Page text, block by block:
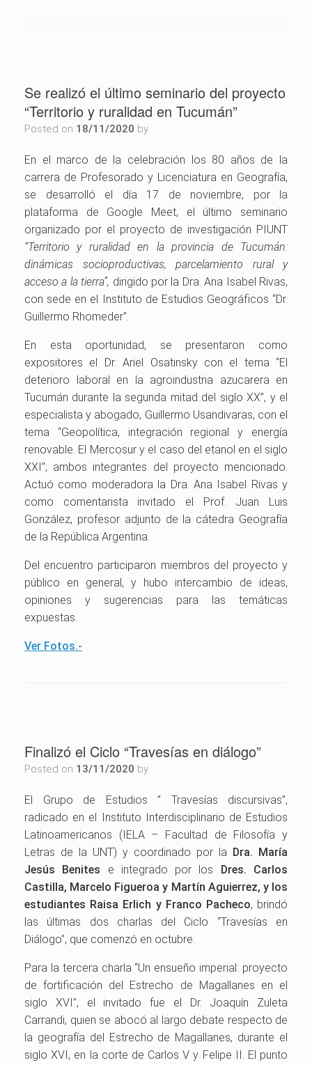
Se realizó el último seminario del proyecto
“Territorio y ruralidad en Tucumán”
Posted on 18/11/2020 by
En el marco de la celebración los 80 años de la
carrera de Profesorado y Licenciatura en Geografía,
se desarrolló el día 17 de noviembre, por la
plataforma de Google Meet, el último seminario
organizado por el proyecto de investigación PIUNT
“Territorio y ruralidad en la provincia de Tucumán:
dinámicas socioproductivas, parcelamiento rural y
acceso a la tierra”, dirigido por la Dra. Ana Isabel Rivas,
con sede en el Instituto de Estudios Geográficos “Dr.
Guillermo Rhomeder”.
En esta oportunidad, se presentaron como
expositores el Dr. Ariel Osatinsky con el tema “El
deterioro laboral en la agroindustria azucarera en
Tucumán durante la segunda mitad del siglo XX”, y el
especialista y abogado, Guillermo Usandivaras, con el
tema “Geopolítica, integración regional y energía
renovable. El Mercosur y el caso del etanol en el siglo
XXI”; ambos integrantes del proyecto mencionado.
Actuó como moderadora la Dra. Ana Isabel Rivas y
como comentarista invitado el Prof. Juan Luis
González, profesor adjunto de la cátedra Geografía
de la República Argentina.
Del encuentro participaron miembros del proyecto y
público en general, y hubo intercambio de ideas,
opiniones y sugerencias para las temáticas
expuestas.
Ver Fotos.-
Finalizó el Ciclo “Travesías en diálogo”
Posted on 13/11/2020 by
El Grupo de Estudios ” Travesías discursivas”,
radicado en el Instituto Interdisciplinario de Estudios
Latinoamericanos (IELA – Facultad de Filosofía y
Letras de la UNT) y coordinado por la Dra. María
Jesús Benites e integrado por los Dres. Carlos
Castilla, Marcelo Figueroa y Martín Aguierrez, y los
estudiantes Raisa Erlich y Franco Pacheco, brindó
las últimas dos charlas del Ciclo “Travesías en
Diálogo”, que comenzó en octubre.
Para la tercera charla “Un ensueño imperial: proyecto
de fortificación del Estrecho de Magallanes en el
siglo XVI”, el invitado fue el Dr. Joaquín Zuleta
Carrandi, quien se abocó al largo debate respecto de
la geografía del Estrecho de Magallanes, durante el
siglo XVI, en la corte de Carlos V y Felipe II. El punto